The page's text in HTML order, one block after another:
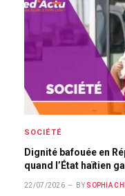
SOCIÉTÉ
Dignité bafouée en
quand l’État haïtien
22/07/2026 BY SOPHIA